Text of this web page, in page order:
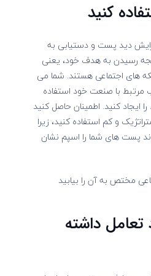
کنید
دید پست و دستیابی به
رسیدن به هدف خود، یعنی
های اجتماعی هستند. شما می
با صنعت خود استفاده
ایجاد کنید. اطمینان حاصل کنید
و کم استفاده کنید، زیرا
پست های شما را اسپم نشان
مختص به آن را بیابید
داشته